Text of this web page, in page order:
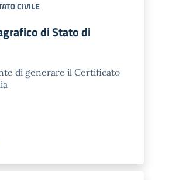
CIVILE
di Stato di
di generare il Certificato